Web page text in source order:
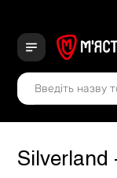
Silverland